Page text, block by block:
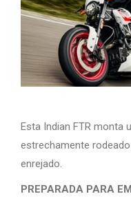
Esta Indian FTR monta
estrechamente
enrejado.
PREPARADA PARA